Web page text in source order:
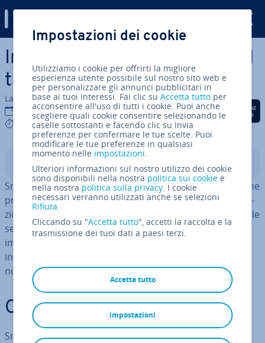
Vai al contenuto prin­ci­pa­le
In­stal­la­re e gestire Nextcloud
tramite Snap: come funziona
La redazione di IONOS
24 ott 2025
6 mins
Condividi via Facebook
Condividi via Twitter
Condividi via
Indice
Snap è un sistema di gestione dei pacchetti per Linux che
propone pacchetti software pre­con­fi­gu­ra­ti. La com­bi­na­
zio­ne di Snap e Nextcloud è par­ti­co­lar­men­te con­si­glia­bi­le
se desideri un’in­stal­la­zio­ne semplice e senza grande
impegno ge­stio­na­le. Nextcloud Snap è meno adatto
invece alle con­fi­gu­ra­zio­ni complesse che ri­chie­do­no
numerose per­so­na­liz­za­zio­ni.
Che cos’è Snap?
Snap è unsistema per la di­stri­bu­zio­ne software e la
Impostazioni dei cookie
Utilizziamo i cookie per offrirti la migliore
esperienza utente possibile sul nostro sito web e
per personalizzare gli annunci pubblicitari in
base ai tuoi interessi. Fai clic suAccetta tutto per
acconsentire all'uso di tutti i cookie. Puoi anche
scegliere quali cookie consentire selezionando le
caselle sottostanti e facendo clic su Invia
preferenze per confermare le tue scelte. Puoi
modificare le tue preferenze in qualsiasi
momento nelle impostazioni.
Ulteriori informazioni sul nostro utilizzo dei cookie
sono disponibili nella nostra politica sui cookie e
nella nostra politica sulla privacy. I cookie
necessari verranno utilizzati anche se selezioni
Rifiuta.
Cliccando su "Accetta tutto", accetti la raccolta e la
trasmissione dei tuoi dati a paesi terzi.
Accetta tutto
impostazioni